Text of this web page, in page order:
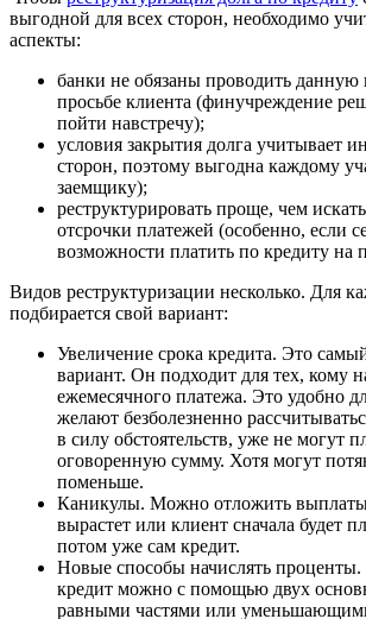
выгодной для всех сторон, необходимо
аспекты:
банки не обязаны проводить данную
просьбе клиента (финучреждение
пойти навстречу);
условия закрытия долга учитывает
сторон, поэтому выгодна каждому
заемщику);
реструктурировать проще, чем
отсрочки платежей (особенно, если
возможности платить по кредиту на
Видов реструктуризации несколько. Для
подбирается свой вариант:
Увеличение срока кредита. Это
вариант. Он подходит для тех, кому
ежемесячного платежа. Это удобно
желают безболезненно
в силу обстоятельств, уже не могут
оговоренную сумму. Хотя могут
поменьше.
Каникулы. Можно отложить
вырастет или клиент сначала будет
потом уже сам кредит.
Новые способы начислять
кредит можно с помощью двух
равными частями или